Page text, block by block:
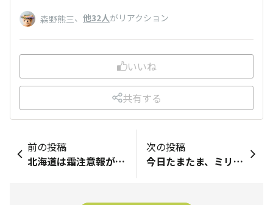
森野熊三、 他32人がリアクション
いいね
共有する
前の投稿
北海道は霜注意報が出て、今朝は3℃になっていたので、あわててマルチを敷きました。野菜の苗は無事だったので良かったです。北海道は昼間暖かくてもまだ朝晩は寒いです
次の投稿
今日たまたま、ミリオンベルに、アゲハがとまって蜜を吸ってるところ写真撮れました😊我が家の冬越しした植物ご紹介します😊上の右側からミリオンベル アンティークピーチミリオンベル チェリーピンク下の段 右からすぐ楽ミリオンベル アップル＆バニラサフィニアアート ももいろハート です。あと別の場所ではサフィニアプレミアムのパープルそして元苗は枯らしましたが、挿し穂で育ったサフィニアアートのブルーモーメントなんとか育ってます。それぞれ満開に向かって元気に咲いてほしいな思ってます😊